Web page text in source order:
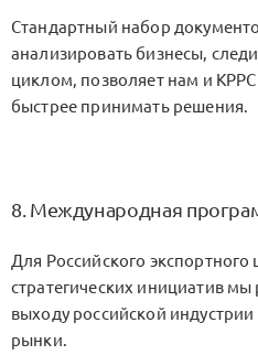
Cтандартный набор
анализировать бизнесы,
циклом, позволяет нам и
быстрее принимать решения.
8. Международная
Для Российского экспортного
стратегических инициатив мы
выходу российской
рынки.